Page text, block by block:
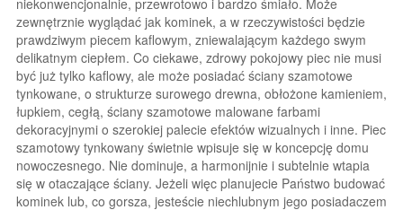
niekonwencjonalnie, przewrotowo i bardzo śmiało. Może
zewnętrznie wyglądać jak kominek, a w rzeczywistości będzie
prawdziwym piecem kaflowym, zniewalającym każdego swym
delikatnym ciepłem. Co ciekawe, zdrowy pokojowy piec nie musi
być już tylko kaflowy, ale może posiadać ściany szamotowe
tynkowane, o strukturze surowego drewna, obłożone kamieniem,
łupkiem, cegłą, ściany szamotowe malowane farbami
dekoracyjnymi o szerokiej palecie efektów wizualnych i inne. Piec
szamotowy tynkowany świetnie wpisuje się w koncepcję domu
nowoczesnego. Nie dominuje, a harmonijnie i subtelnie wtapia
się w otaczające ściany. Jeżeli więc planujecie Państwo budować
kominek lub, co gorsza, jesteście niechlubnym jego posiadaczem